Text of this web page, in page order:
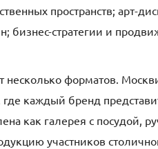
пространств; арт-
бизнес-стратегии и
форматов.
каждый бренд
как галерея с посудой,
участников